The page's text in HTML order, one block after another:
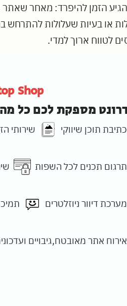
הגיע הזמן להיפרד: מאחר
או בעיות שעלולות להתרחש
לטווח ארוך למדי.
Shop
מספקת לכם כל
כתיבת תוכן שיווקי שירותי
תרגום תכנים לכל השפות
מערכת דיוור ניוזלטרים
אירוח אתר מאובטח,גיבויים